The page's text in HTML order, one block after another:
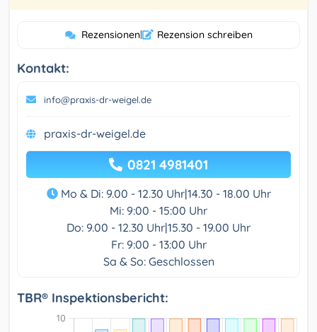
Rezensionen| Rezension schreiben
Kontakt:
info@praxis-dr-weigel.de
praxis-dr-weigel.de
0821 4981401
Mo & Di: 9.00 - 12.30 Uhr|14.30 - 18.00 Uhr
Mi: 9:00 - 15:00 Uhr
Do: 9.00 - 12.30 Uhr|15.30 - 19.00 Uhr
Fr: 9:00 - 13:00 Uhr
Sa & So: Geschlossen
TBR® Inspektionsbericht: